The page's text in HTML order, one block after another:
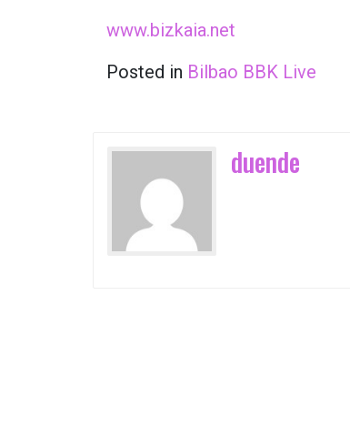
www.bizkaia.net
Posted in Bilbao BBK Live
duende